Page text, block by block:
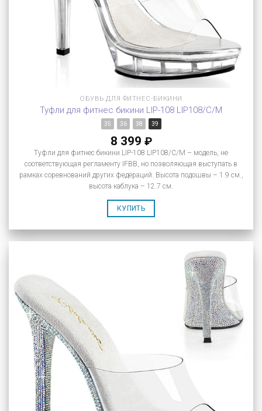
ОБУВЬ ДЛЯ ФИТНЕС-БИКИНИ
Туфли для фитнес бикини LIP-108 LIP108/C/M
35 36 38 39
8 399 ₽
Туфли для фитнес бикини LIP-108 LIP108/C/M – модель, не
соответствующая регламенту IFBB, но позволяющая выступать в
рамках соревнований других федераций. Высота подошвы – 1.9 см.,
высота каблука – 12.7 см.
КУПИТЬ